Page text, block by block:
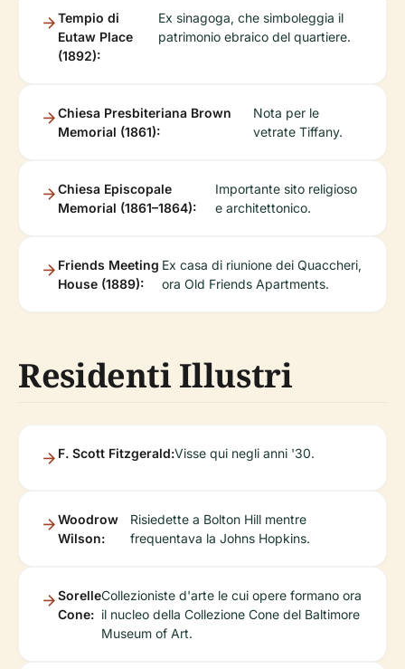
Tempio di
Eutaw Place
(1892):
Ex sinagoga, che simboleggia il
patrimonio ebraico del quartiere.
Chiesa Presbiteriana Brown
Memorial (1861):
Nota per le
vetrate Tiffany.
Chiesa Episcopale
Memorial (1861–1864):
Importante sito religioso
e architettonico.
Friends Meeting
House (1889):
Ex casa di riunione dei Quaccheri,
ora Old Friends Apartments.
Residenti Illustri
F. Scott Fitzgerald:Visse qui negli anni '30.
Woodrow
Wilson:
Risiedette a Bolton Hill mentre
frequentava la Johns Hopkins.
Sorelle
Cone:
Collezioniste d'arte le cui opere formano ora
il nucleo della Collezione Cone del Baltimore
Museum of Art.